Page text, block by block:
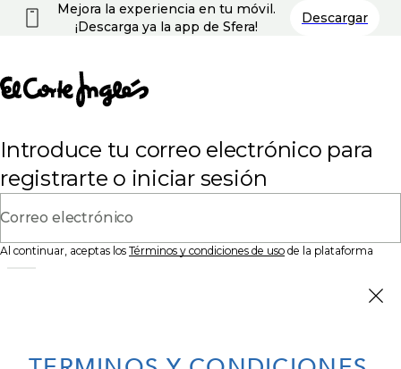
Introduce tu correo electrónico para
registrarte o iniciar sesión
Correo electrónico
Al continuar, aceptas los Términos y condiciones de uso de la plataforma
Mejora la experiencia en tu móvil.
¡Descarga ya la app de Sfera!
Descargar